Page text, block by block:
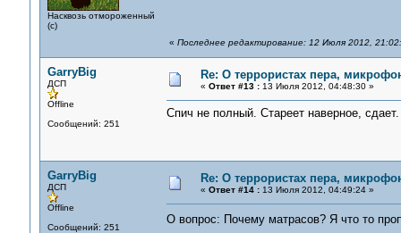
Насквозь отмороженный
(с)
« Последнее редактирование: 12 Июля 2012,
GarryBig
ДСП
Offline
Сообщений: 251
Re: О террористах пера,
« Ответ #13 :13 Июля 2012, 04:48:30 »
Спич не полный. Стареет наверное,
GarryBig
ДСП
Offline
Сообщений: 251
Re: О террористах пера,
« Ответ #14 :13 Июля 2012, 04:49:24 »
О вопрос: Почему матрасов? Я что то